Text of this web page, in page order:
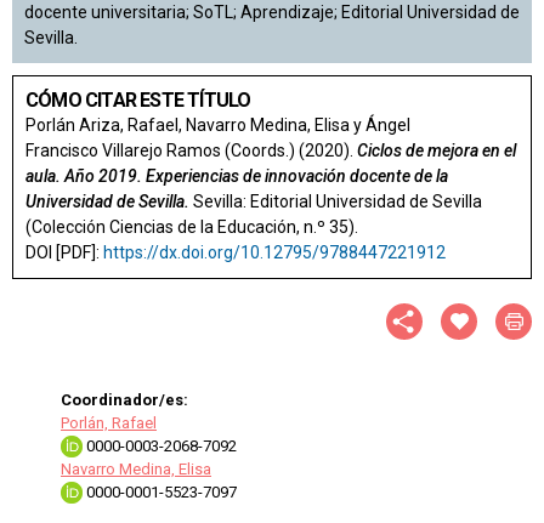
docente universitaria; SoTL; Aprendizaje; Editorial Universidad de
Sevilla.
CÓMO CITAR ESTE TÍTULO
Porlán Ariza, Rafael, Navarro Medina, Elisa y Ángel
Francisco Villarejo Ramos (Coords.) (2020). Ciclos de mejora en el
aula. Año 2019. Experiencias de innovación docente de la
Universidad de Sevilla. Sevilla: Editorial Universidad de Sevilla
(Colección Ciencias de la Educación, n.º 35).
DOI [PDF]: https://dx.doi.org/10.12795/9788447221912
Coordinador/es:
Porlán, Rafael
0000-0003-2068-7092
Navarro Medina, Elisa
0000-0001-5523-7097